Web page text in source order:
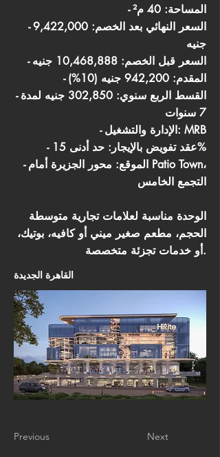
- المساحة: 40 م²
- السعر النهائي بعد الخصم: 9,422,000
جنيه
- السعر قبل الخصم: 10,468,888 جنيه
- المقدم: 942,200 جنيه (10%)
- القسط الربع سنوي: 302,850 جنيه لمدة
7 سنوات
- الإدارة والتشغيل: MRB
- عقد تفويض بالإيجار: حد أدنى 15%
- الموقع: محور الجزيرة أمام Patio Town،
التجمع الخامس
الوحدة مناسبة لعلامات تجارية متوسطة
الحجم، مطعم صغير ميني أو كافيه، بوتيك،
أو خدمات تجزئة متخصصة.
القاهرة الجديدة
Previous Next